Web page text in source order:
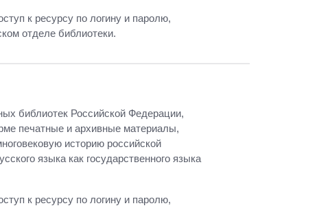
к ресурсу по логину и паролю,
отделе библиотеки.
библиотек Российской Федерации,
печатные и архивные материалы,
историю российской
языка как государственного языка
к ресурсу по логину и паролю,